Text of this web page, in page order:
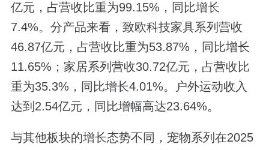
亿元，占营收比重为99.15%，同比增长
7.4%。分产品来看，致欧科技家具系列营收
46.87亿元，占营收比重为53.87%，同比增长
11.65%；家居系列营收30.72亿元，占营收比
重为35.3%，同比增长4.01%。户外运动收入
达到2.54亿元，同比增幅高达23.64%。
与其他板块的增长态势不同，宠物系列在2025